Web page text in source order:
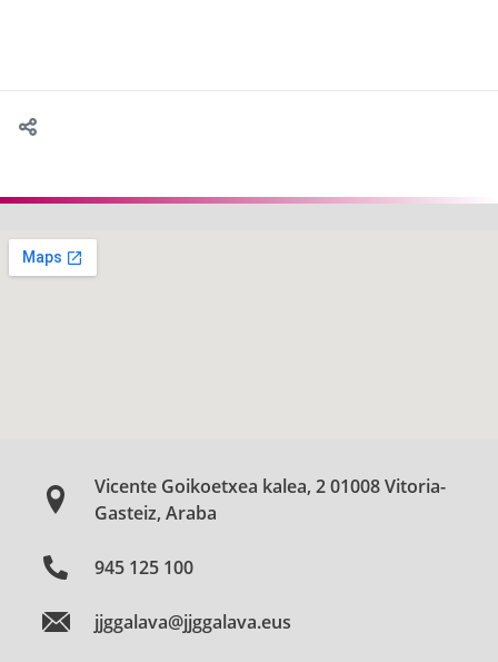
Vicente Goikoetxea kalea, 2 01008 Vitoria-
Gasteiz, Araba
945 125 100
jjggalava@jjggalava.eus